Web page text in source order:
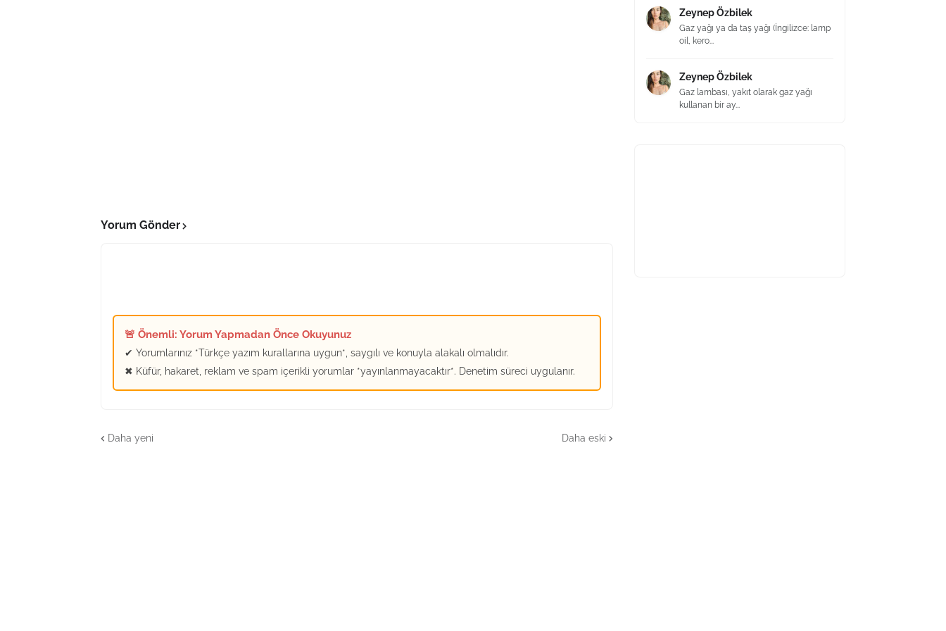
Yorum Gönder
🚨 Önemli: Yorum Yapmadan Önce Okuyunuz
✔ Yorumlarınız *Türkçe yazım kurallarına uygun*, saygılı ve konuyla alakalı olmalıdır.
✖ Küfür, hakaret, reklam ve spam içerikli yorumlar *yayınlanmayacaktır*. Denetim süreci uygulanır.
Daha yeni Daha eski
Zeynep Özbilek
Gaz yağı ya da taş yağı (İngilizce: lamp
oil, kero...
Zeynep Özbilek
Gaz lambası, yakıt olarak gaz yağı
kullanan bir ay...